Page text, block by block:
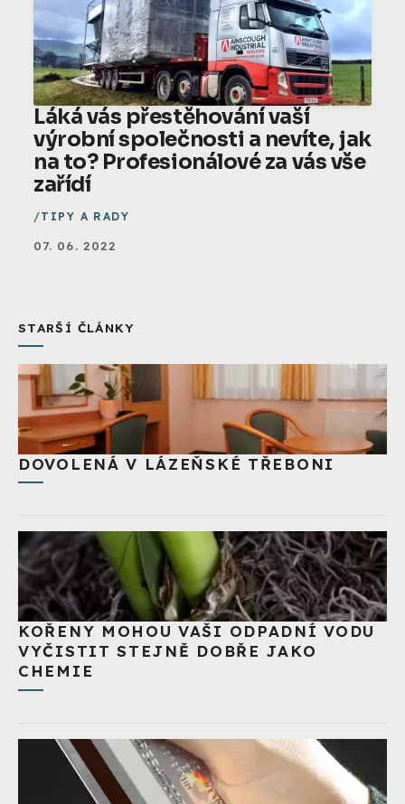
Láká vás přestěhování vaší
výrobní společnosti a nevíte, jak
na to? Profesionálové za vás vše
zařídí
TIPY A RADY
07. 06. 2022
STARŠÍ ČLÁNKY
DOVOLENÁ V LÁZEŇSKÉ TŘEBONI
KOŘENY MOHOU VAŠI ODPADNÍ VODU
VYČISTIT STEJNĚ DOBŘE JAKO
CHEMIE